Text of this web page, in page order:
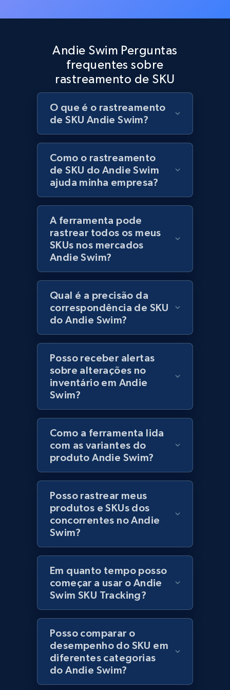
149+ Comece agora
Best Buy products - Collect data on
URL, Product id, Title, Images, Final price,
Currency, Discount, Initial price, and more.
1.1K+ 149+ Comece agora
Lowes.com
URL, Domain, Marketplace pn, Sku, Other pn,
Model number, Gtin ean pn, Product name, and
more.
991+ 162+ Comece agora
Lowes.com - Gather data on products using
specified keywords
URL, Domain, Marketplace pn, Sku, Other pn,
Model number, Gtin ean pn, Product name, and
991+ 162+ Comece agora
URL, Domain, Marketplace pn, Sku, Other pn,
Model number, Gtin ean pn, Product name, and
Lazada - Products
URL, Title, Rating, Reviews, Initial price, Final
price, Currency, Stock, and more.
988+ 160+ Comece agora
Andie Swim Perguntas
frequentes sobre
rastreamento de SKU
O que é o rastreamento
de SKU Andie Swim?
Como o rastreamento
de SKU do Andie Swim
ajuda minha empresa?
A ferramenta pode
rastrear todos os meus
SKUs nos mercados
Andie Swim?
Qual é a precisão da
correspondência de SKU
do Andie Swim?
Posso receber alertas
sobre alterações no
inventário em Andie
Swim?
Como a ferramenta lida
com as variantes do
produto Andie Swim?
Posso rastrear meus
produtos e SKUs dos
concorrentes no Andie
Swim?
Em quanto tempo posso
começar a usar o Andie
Swim SKU Tracking?
Posso comparar o
desempenho do SKU em
diferentes categorias
do Andie Swim?